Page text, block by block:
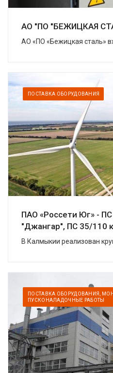
АО "ПО "БЕЖИЦКАЯ
АО «ПО «Бежицкая сталь»
ПОСТАВКА ОБОРУДОВАНИЯ
ПАО «Россети Юг» -
"Джангар", ПС 35/110
В Калмыкии реализован
построили в Цел...
ПОСТАВКА ОБОРУДОВАНИЯ,
ПУСКОНАЛАДОЧНЫЕ РАБОТЫ